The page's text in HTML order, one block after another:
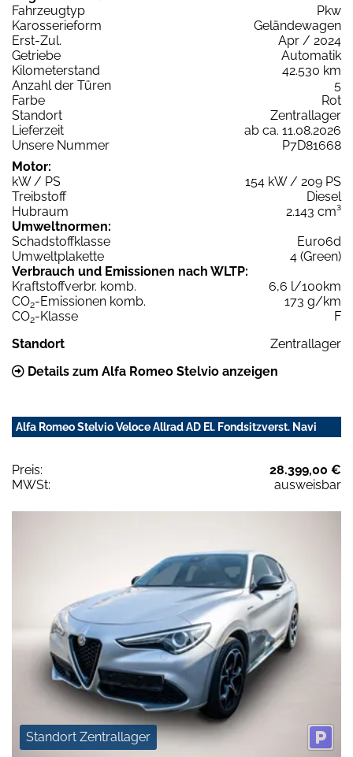
Fahrzeugtyp
Pkw
Karosserieform
Geländewagen
Erst-Zul.
Apr / 2024
Getriebe
Automatik
Kilometerstand
42.530 km
Anzahl der Türen
5
Farbe
Rot
Standort
Zentrallager
Lieferzeit
ab ca. 11.08.2026
Unsere Nummer
P7D81668
Motor:
kW / PS
154 kW / 209 PS
Treibstoff
Diesel
Hubraum
2.143 cm³
Umweltnormen:
Schadstoffklasse
Euro6d
Umweltplakette
4 (Green)
Verbrauch und Emissionen nach WLTP:
Kraftstoffverbr. komb.
6,6 l/100km
CO2-Emissionen komb.
173 g/km
CO2-Klasse
F
Standort
Zentrallager
Details zum Alfa Romeo Stelvio anzeigen
Alfa Romeo Stelvio Veloce Allrad AD El. Fondsitzverst. Navi
Preis:
28.399,00 €
MWSt:
ausweisbar
Standort Zentrallager